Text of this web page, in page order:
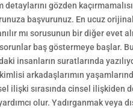
gözden
başvurunuz. En ucuz
mı sorusunun bir diğer evet
baş göstermeye başlar.
insanların suratlarında
arkadaşlarımın
ilişki sırasında cinsel ilişkiden
olur. Yadırganmak veya